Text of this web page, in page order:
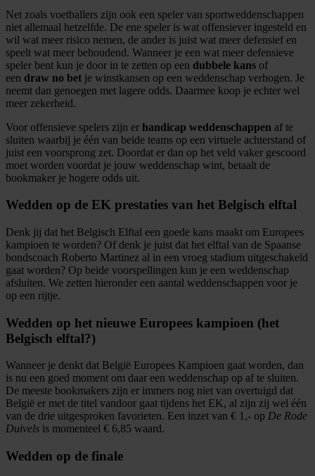
Net zoals voetballers zijn ook een speler van sportweddenschappen
niet allemaal hetzelfde. De ene speler is wat offensiever ingesteld en
wil wat meer risico nemen, de ander is juist wat meer defensief en
speelt wat meer behoudend. Wanneer je een wat meer defensieve
speler bent kun je door in te zetten op een dubbele kans of
een draw no bet je winstkansen op een weddenschap verhogen. Je
neemt dan genoegen met lagere odds. Daarmee koop je echter wel
meer zekerheid.
Voor offensieve spelers zijn er handicap weddenschappen af te
sluiten waarbij je één van beide teams op een virtuele achterstand of
juist een voorsprong zet. Doordat er dan op het veld vaker gescoord
moet worden voordat je jouw weddenschap wint, betaalt de
bookmaker je hogere odds uit.
Wedden op de EK prestaties van het Belgisch elftal
Denk jij dat het Belgisch Elftal een goede kans maakt om Europees
kampioen te worden? Of denk je juist dat het elftal van de Spaanse
bondscoach Roberto Martinez al in een vroeg stadium uitgeschakeld
gaat worden? Op beide voorspellingen kun je een weddenschap
afsluiten. We zetten hieronder een aantal weddenschappen voor je
op een rijtje.
Wedden op het nieuwe Europees kampioen (het
Belgisch elftal?)
Wanneer je denkt dat België Europees Kampioen gaat worden, dan
is nu een goed moment om daar een weddenschap op af te sluiten.
De meeste bookmakers zijn er immers nog niet van overtuigd dat
België er met de titel vandoor gaat tijdens het EK, al zijn zij wel één
van de drie uitgesproken favorieten. Een inzet van € 1,- op De Rode
Duivels is momenteel € 6,85 waard.
Wedden op de finale